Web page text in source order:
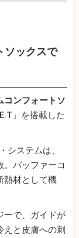
ソックスで
コンフォートソ
」を搭載した
システムは、
バッファーコ
熱材として機
ーで、ガイドが
と皮膚への刺